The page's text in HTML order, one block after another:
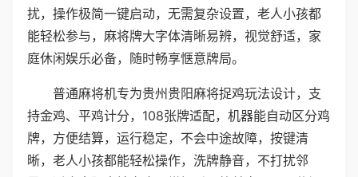
扰，操作极简一键启动，无需复杂设置，老人小孩都
能轻松参与，麻将牌大字体清晰易辨，视觉舒适，家
庭休闲娱乐必备，随时畅享惬意牌局。
普通麻将机专为贵州贵阳麻将捉鸡玩法设计，支
持金鸡、平鸡计分，108张牌适配，机器能自动区分鸡
牌，方便结算，运行稳定，不会中途故障，按键清
晰，老人小孩都能轻松操作，洗牌静音，不打扰邻